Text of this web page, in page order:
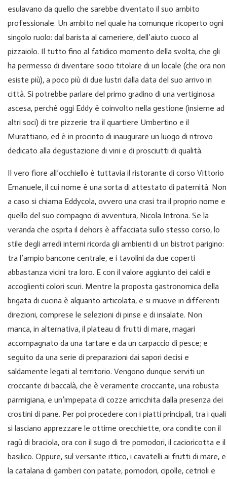
esulavano da quello che sarebbe diventato il suo ambito
professionale. Un ambito nel quale ha comunque ricoperto ogni
singolo ruolo: dal barista al cameriere, dell’aiuto cuoco al
pizzaiolo. Il tutto fino al fatidico momento della svolta, che gli
ha permesso di diventare socio titolare di un locale (che ora non
esiste più), a poco più di due lustri dalla data del suo arrivo in
città. Si potrebbe parlare del primo gradino di una vertiginosa
ascesa, perché oggi Eddy è coinvolto nella gestione (insieme ad
altri soci) di tre pizzerie tra il quartiere Umbertino e il
Murattiano, ed è in procinto di inaugurare un luogo di ritrovo
dedicato alla degustazione di vini e di prosciutti di qualità.
Il vero fiore all’occhiello è tuttavia il ristorante di corso Vittorio
Emanuele, il cui nome è una sorta di attestato di paternità. Non
a caso si chiama Eddycola, ovvero una crasi tra il proprio nome e
quello del suo compagno di avventura, Nicola Introna. Se la
veranda che ospita il dehors è affacciata sullo stesso corso, lo
stile degli arredi interni ricorda gli ambienti di un bistrot parigino:
tra l’ampio bancone centrale, e i tavolini da due coperti
abbastanza vicini tra loro. E con il valore aggiunto dei caldi e
accoglienti colori scuri. Mentre la proposta gastronomica della
brigata di cucina è alquanto articolata, e si muove in differenti
direzioni, comprese le selezioni di pinse e di insalate. Non
manca, in alternativa, il plateau di frutti di mare, magari
accompagnato da una tartare e da un carpaccio di pesce; e
seguito da una serie di preparazioni dai sapori decisi e
saldamente legati al territorio. Vengono dunque serviti un
croccante di baccalà, che è veramente croccante, una robusta
parmigiana, e un’impepata di cozze arricchita dalla presenza dei
crostini di pane. Per poi procedere con i piatti principali, tra i quali
si lasciano apprezzare le ottime orecchiette, ora condite con il
ragù di braciola, ora con il sugo di tre pomodori, il cacioricotta e il
basilico. Oppure, sul versante ittico, i cavatelli ai frutti di mare, e
la catalana di gamberi con patate, pomodori, cipolle, cetrioli e